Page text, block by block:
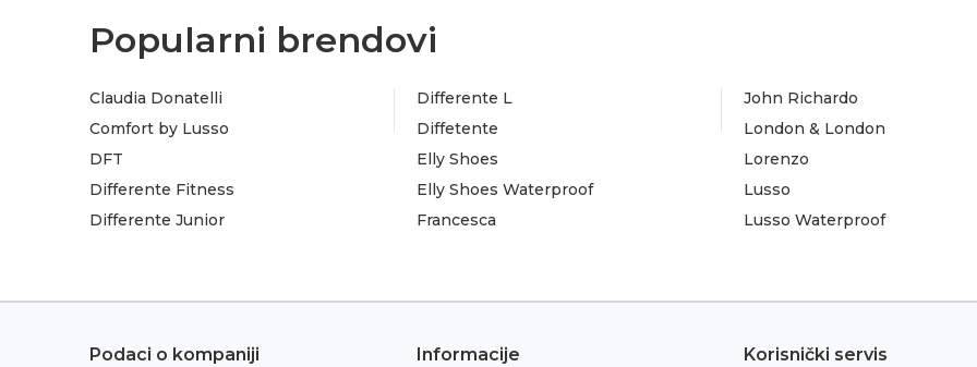
Popularni brendovi
Claudia Donatelli
Comfort by Lusso
DFT
Differente Fitness
Differente Junior
Differente L
Diffetente
Elly Shoes
Elly Shoes Waterproof
Francesca
John Richardo
London & London
Lorenzo
Lusso
Lusso Waterproof
Podaci o kompaniji Informacije Korisnički servis